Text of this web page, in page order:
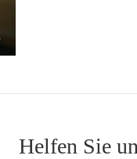
Helfen Sie